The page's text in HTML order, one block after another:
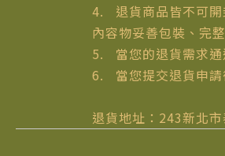
4. 退貨商品皆不可開
內容物妥善包裝、完
5. 當您的退貨需求通
6. 當您提交退貨申請
退貨地址：243新北